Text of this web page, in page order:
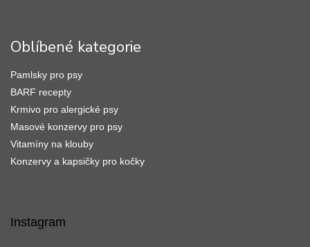
Oblíbené kategorie
Pamlsky pro psy
BARF recepty
Krmivo pro alergické psy
Masové konzervy pro psy
Vitamíny na klouby
Konzervy a kapsičky pro kočky
Instagram